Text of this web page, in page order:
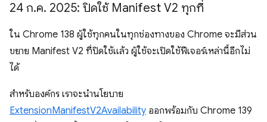
24 ก.ค. 2025: ปิดใช้ Manifest V2 ทุกที่
ใน Chrome 138 ผู้ใช้ทุกคนในทุกช่องทางของ Chrome จะมีส่วน
ขยาย Manifest V2 ที่ปิดใช้แล้ว ผู้ใช้จะเปิดใช้ฟีเจอร์เหล่านี้อีกไม่
ได้
สำหรับองค์กร เราจะนำนโยบาย
ExtensionManifestV2Availability ออกพร้อมกับ Chrome 139